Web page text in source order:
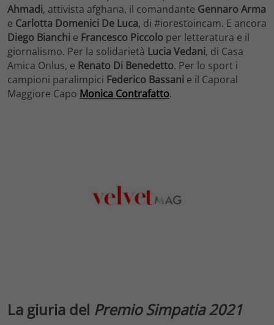
Ahmadi, attivista afghana, il comandante Gennaro Arma
e Carlotta Domenici De Luca, di #iorestoincam. E ancora
Diego Bianchi e Francesco Piccolo per letteratura e il
giornalismo. Per la solidarietà Lucia Vedani, di Casa
Amica Onlus, e Renato Di Benedetto. Per lo sport i
campioni paralimpici Federico Bassani e il Caporal
Maggiore Capo Monica Contrafatto.
La giuria del Premio Simpatia 2021